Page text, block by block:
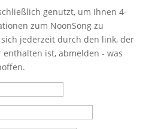
genutzt, um Ihnen 4-
zum NoonSong zu
jederzeit durch den link, der
ist, abmelden - was